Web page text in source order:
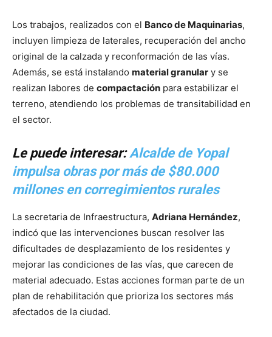
Los trabajos, realizados con el Banco de Maquinarias,
incluyen limpieza de laterales, recuperación del ancho
original de la calzada y reconformación de las vías.
Además, se está instalando material granular y se
realizan labores de compactación para estabilizar el
terreno, atendiendo los problemas de transitabilidad en
el sector.
Le puede interesar:Alcalde de Yopal
impulsa obras por más de $80.000
millones en corregimientos rurales
La secretaria de Infraestructura, Adriana Hernández,
indicó que las intervenciones buscan resolver las
dificultades de desplazamiento de los residentes y
mejorar las condiciones de las vías, que carecen de
material adecuado. Estas acciones forman parte de un
plan de rehabilitación que prioriza los sectores más
afectados de la ciudad.